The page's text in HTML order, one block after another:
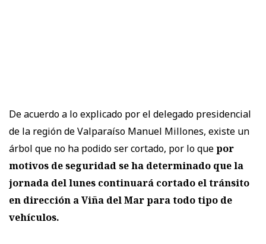
De acuerdo a lo explicado por el delegado presidencial
de la región de Valparaíso Manuel Millones, existe un
árbol que no ha podido ser cortado, por lo quepor
motivos de seguridad se ha determinado que la
jornada del lunes continuará cortado el tránsito
en dirección a Viña del Mar para todo tipo de
vehículos.